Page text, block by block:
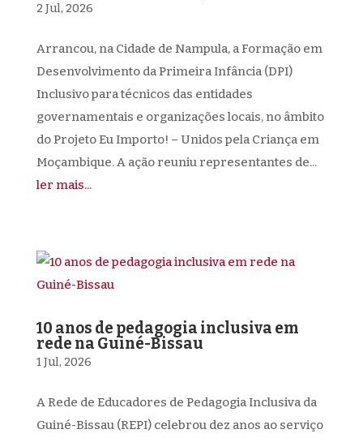
2 Jul, 2026
Arrancou, na Cidade de Nampula, a Formação em
Desenvolvimento da Primeira Infância (DPI)
Inclusivo para técnicos das entidades
governamentais e organizações locais, no âmbito
do Projeto Eu Importo! – Unidos pela Criança em
Moçambique. A ação reuniu representantes de...
ler mais...
10 anos de pedagogia inclusiva em
rede na Guiné-Bissau
1 Jul, 2026
A Rede de Educadores de Pedagogia Inclusiva da
Guiné-Bissau (REPI) celebrou dez anos ao serviço